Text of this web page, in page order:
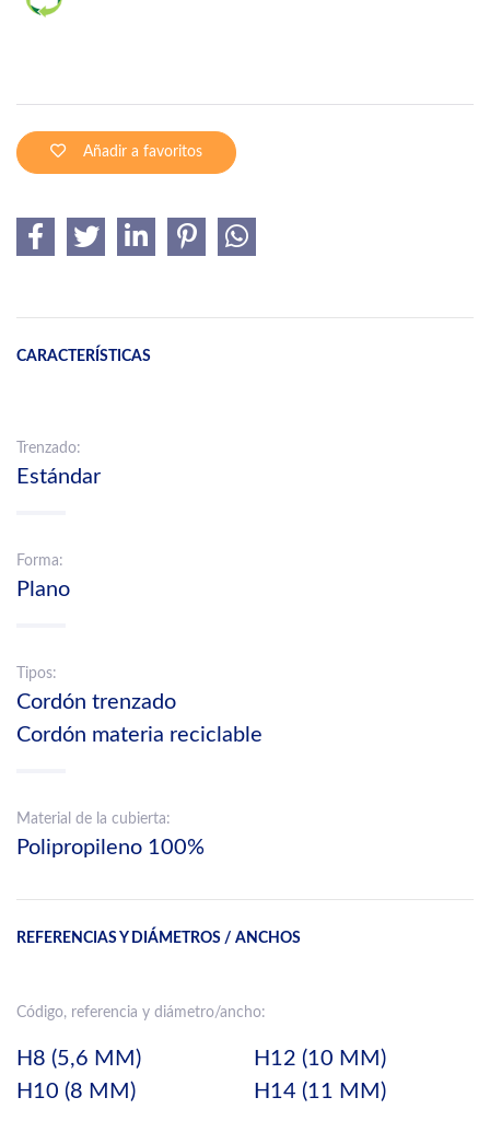
Añadir a favoritos
CARACTERÍSTICAS
Trenzado:
Estándar
Forma:
Plano
Tipos:
Cordón trenzado
Cordón materia reciclable
Material de la cubierta:
Polipropileno 100%
REFERENCIAS Y DIÁMETROS / ANCHOS
Código, referencia y diámetro/ancho:
H8 (5,6 MM)
H10 (8 MM)
H12 (10 MM)
H14 (11 MM)